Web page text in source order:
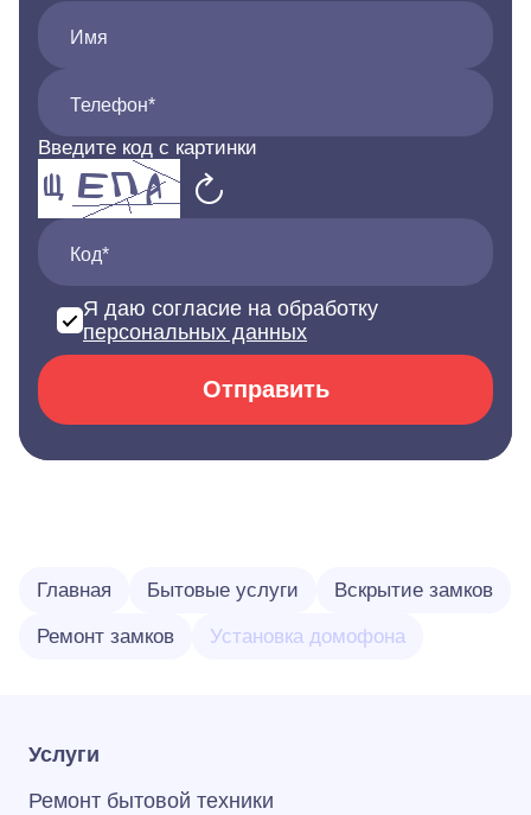
Имя
Телефон*
Введите код с картинки
Код*
Я даю согласие на обработку
персональных данных
Отправить
Главная Бытовые услуги Вскрытие замков
Ремонт замков Установка домофона
Услуги
Ремонт бытовой техники